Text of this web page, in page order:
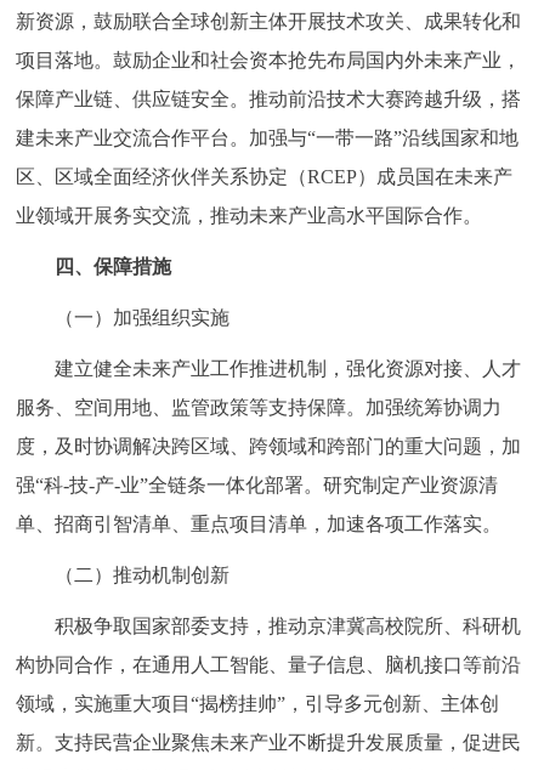
新资源，鼓励联合全球创新主体开展技术攻关、成果转化和
项目落地。鼓励企业和社会资本抢先布局国内外未来产业，
保障产业链、供应链安全。推动前沿技术大赛跨越升级，搭
建未来产业交流合作平台。加强与“一带一路”沿线国家和地
区、区域全面经济伙伴关系协定（RCEP）成员国在未来产
业领域开展务实交流，推动未来产业高水平国际合作。
四、保障措施
（一）加强组织实施
建立健全未来产业工作推进机制，强化资源对接、人才
服务、空间用地、监管政策等支持保障。加强统筹协调力
度，及时协调解决跨区域、跨领域和跨部门的重大问题，加
强“科-技-产-业”全链条一体化部署。研究制定产业资源清
单、招商引智清单、重点项目清单，加速各项工作落实。
（二）推动机制创新
积极争取国家部委支持，推动京津冀高校院所、科研机
构协同合作，在通用人工智能、量子信息、脑机接口等前沿
领域，实施重大项目“揭榜挂帅”，引导多元创新、主体创
新。支持民营企业聚焦未来产业不断提升发展质量，促进民